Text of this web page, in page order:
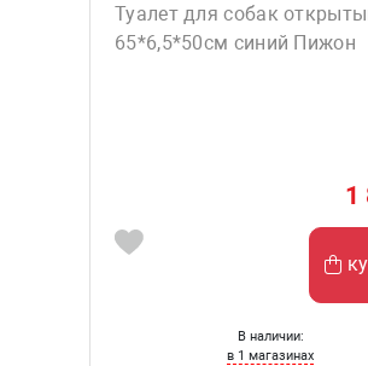
Туалет для собак
65*6,5*50см синий Пижон
1
В наличии:
в 1 магазинах